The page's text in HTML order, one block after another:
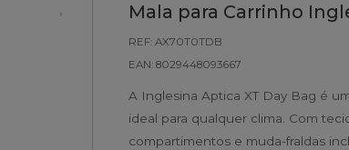
Mala para Carrinho
REF: AX70T0TDB
EAN: 8029448093667
A Inglesina Aptica XT Day Bag é
ideal para qualquer clima. Com
compartimentos e muda-fraldas